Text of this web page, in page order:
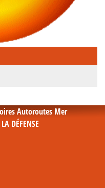
Autoroutes Mer
DÉFENSE